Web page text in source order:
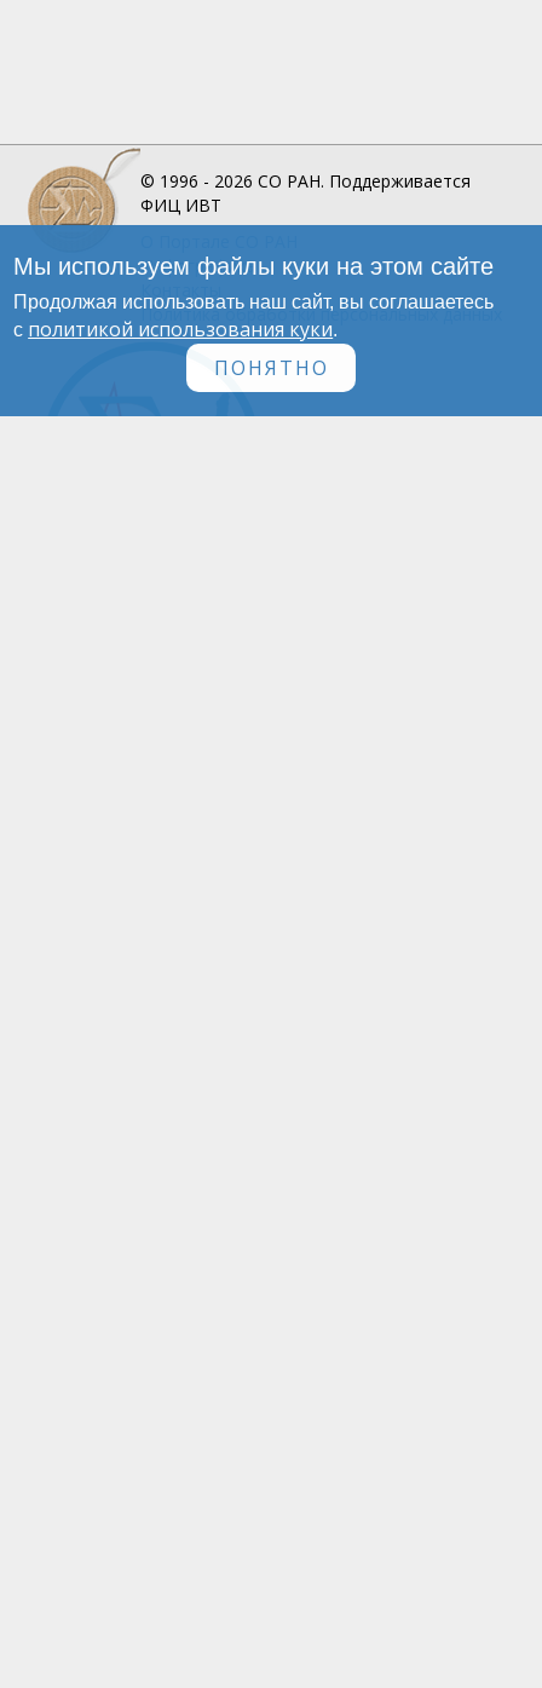
© 1996 - 2026 СО РАН. Поддерживается
ФИЦ ИВТ
Инфографика
Политика обработки персональных данных
Мы используем файлы куки на этом сайте
Продолжая использовать наш сайт, вы соглашаетесь
с политикой использования куки.
ПОНЯТНО